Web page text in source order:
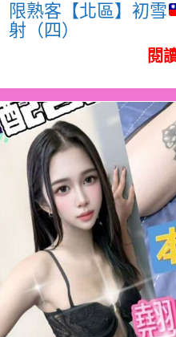
限熟客【北區】初雪
射（四）
閱